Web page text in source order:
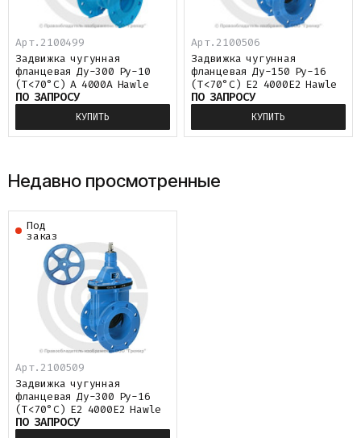
Арт.2100499
Задвижка чугунная
фланцевая Ду-300 Ру-10
(Т<70°С) A 4000A Hawle
ПО ЗАПРОСУ
КУПИТЬ
Арт.2100506
Задвижка чугунная
фланцевая Ду-150 Ру-16
(Т<70°С) E2 4000E2 Hawle
ПО ЗАПРОСУ
КУПИТЬ
Недавно просмотренные
Арт. 2100509
Под
заказ
Задвижка чугунная
фланцевая Ду-300 Ру-16
(Т<70°С) E2 4000E2 Hawle
ПО ЗАПРОСУ